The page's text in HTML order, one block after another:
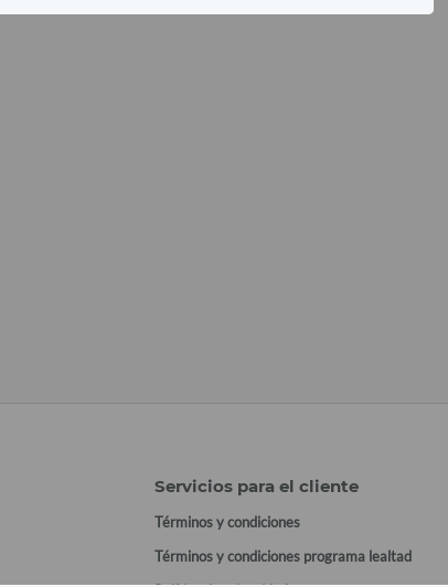
Servicios para el cliente
Términos y condiciones
Términos y condiciones programa lealtad